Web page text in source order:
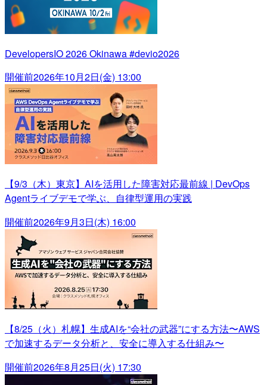
DevelopersIO 2026 Okinawa #devio2026
開催前2026年10月2日(金) 13:00
【9/3（木）東京】AIを活用した障害対応最前線 | DevOps
Agentライブデモで学ぶ、自律型運用の実践
開催前2026年9月3日(木) 16:00
【8/25（火）札幌】生成AIを“会社の武器”にする方法〜AWS
で加速するデータ分析と、安全に導入する仕組み〜
開催前2026年8月25日(火) 17:30